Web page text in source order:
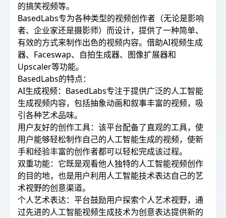
的搞笑视频等。
BasedLabs专为各种类型的视频创作者（无论是影响
者、企业家还是摄影师）而设计，提供了一种简单、
有效的方式来制作出色的视频内容。借助AI视频生成
器、Faceswap、自拍生成器、图像扩展器和
Upscaler等功能。
BasedLabs的特点：
AI生成视频：BasedLabs专注于提供广泛的人工智能
生成视频内容，包括抽象动画和叙事丰富的视频，吸
引各种艺术品味。
用户友好的创作工具：该平台配备了直观的工具，使
用户能够轻松制作自己的人工智能生成的视频，使新
手和经验丰富的创作者都可以轻松完成该过程。
双重功能：它既是观看他人独特的人工智能视频创作
的目的地，也是用户利用人工智能技术表达自己的艺
术视野的创意渠道。
个人艺术表达：平台鼓励用户探索个人艺术视野，通
过先进的人工智能视频生成技术为创意表达提供新的